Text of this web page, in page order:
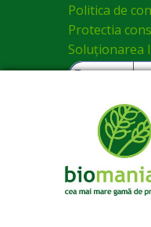
Politica de
Protectia
Soluționarea